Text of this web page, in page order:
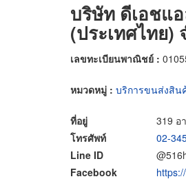
บริษัท ดีเอชแ
(ประเทศไทย)
เลขทะเบียนพาณิชย์ :
หมวดหมู่ : บริการขนส่งสิน
ที่อยู่
319 อ
โทรศัพท์
02-
Line ID
Facebook